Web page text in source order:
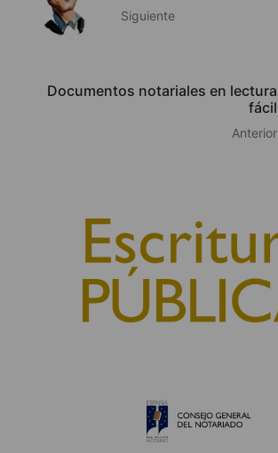
Siguiente
Documentos notariales en lectura
fácil
Anterior